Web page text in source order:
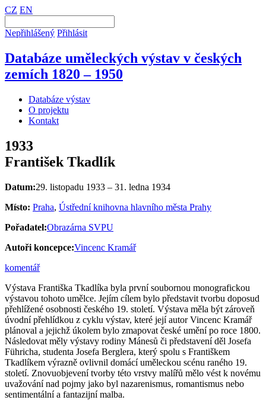
CZ EN
Nepřihlášený Přihlásit
Databáze uměleckých výstav v českých
zemích 1820 – 1950
Databáze výstav
O projektu
Kontakt
1933
František Tkadlík
Datum:29. listopadu 1933 – 31. ledna 1934
Místo: Praha, Ústřední knihovna hlavního města Prahy
Pořadatel:Obrazárna SVPU
Autoři koncepce:Vincenc Kramář
komentář
Výstava Františka Tkadlíka byla první soubornou monografickou
výstavou tohoto umělce. Jejím cílem bylo představit tvorbu doposud
přehlížené osobnosti českého 19. století. Výstava měla být zároveň
úvodní přehlídkou z cyklu výstav, které její autor Vincenc Kramář
plánoval a jejichž úkolem bylo zmapovat české umění po roce 1800.
Následovat měly výstavy rodiny Mánesů či představení děl Josefa
Führicha, studenta Josefa Berglera, který spolu s Františkem
Tkadlíkem výrazně ovlivnil domácí uměleckou scénu raného 19.
století. Znovuobjevení tvorby této vrstvy malířů mělo vést k novému
uvažování nad pojmy jako byl nazarenismus, romantismus nebo
sentimentální a fantazijní malba.